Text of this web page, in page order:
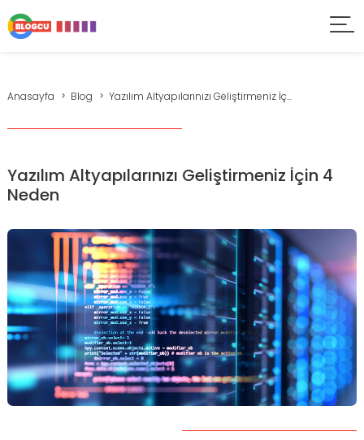
Anasayfa Blog Yazılım Altyapılarınızı Geliştirmeniz İç...
Yazılım Altyapılarınızı Geliştirmeniz İçin 4
Neden